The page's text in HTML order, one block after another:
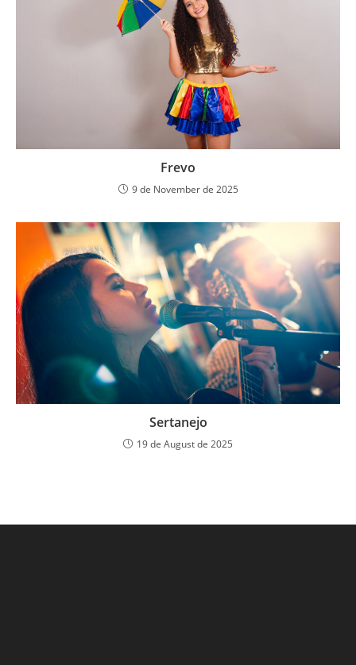
Frevo
9 de November de 2025
Sertanejo
19 de August de 2025